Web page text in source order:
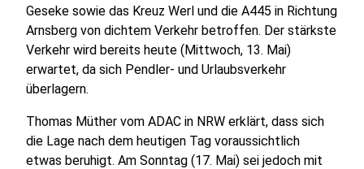
Geseke sowie das Kreuz Werl und die A445 in Richtung
Arnsberg von dichtem Verkehr betroffen. Der stärkste
Verkehr wird bereits heute (Mittwoch, 13. Mai)
erwartet, da sich Pendler- und Urlaubsverkehr
überlagern.
Thomas Müther vom ADAC in NRW erklärt, dass sich
die Lage nach dem heutigen Tag voraussichtlich
etwas beruhigt. Am Sonntag (17. Mai) sei jedoch mit